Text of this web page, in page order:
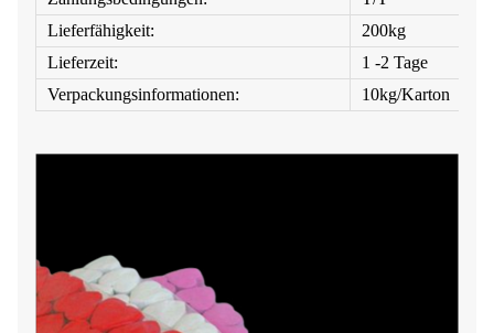
Lieferfähigkeit:
200kg
Lieferzeit:
1 -2 Tage
Verpackungsinformationen:
10kg/Karton